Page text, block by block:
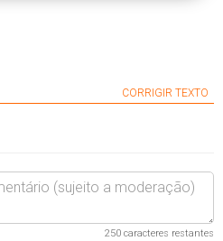
CORRIGIR TEXTO
250 caracteres restantes